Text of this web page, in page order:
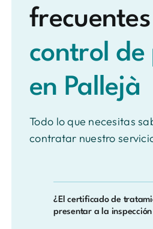
control de
en Pallejà
Todo lo que necesitas
contratar nuestro
¿El certificado de
presentar a la